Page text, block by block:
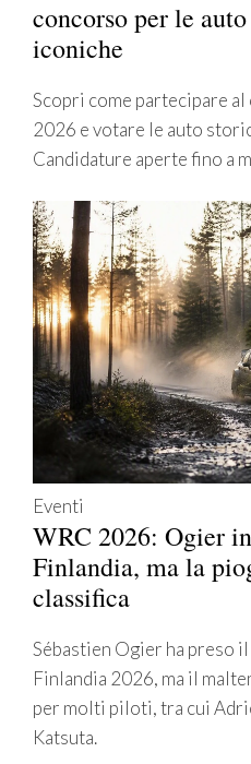
concorso per le
iconiche
Scopri come partecipare
2026 e votare le auto
Candidature aperte fino a
Eventi
WRC 2026: Ogier
Finlandia, ma la
classifica
Sébastien Ogier ha preso
Finlandia 2026, ma il
per molti piloti, tra cui
Katsuta.